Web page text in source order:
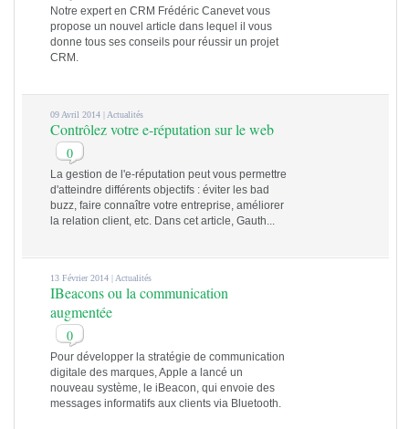
Notre expert en CRM Frédéric Canevet vous
propose un nouvel article dans lequel il vous
donne tous ses conseils pour réussir un projet
CRM.
09 Avril 2014 | Actualités
Contrôlez votre e-réputation sur le web
0
La gestion de l'e-réputation peut vous permettre
d'atteindre différents objectifs : éviter les bad
buzz, faire connaître votre entreprise, améliorer
la relation client, etc. Dans cet article, Gauth...
13 Février 2014 | Actualités
IBeacons ou la communication
augmentée
0
Pour développer la stratégie de communication
digitale des marques, Apple a lancé un
nouveau système, le iBeacon, qui envoie des
messages informatifs aux clients via Bluetooth.